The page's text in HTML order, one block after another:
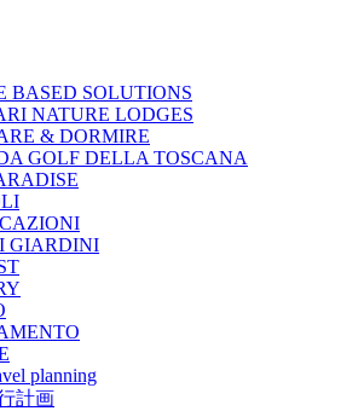
BASED SOLUTIONS
NATURE LODGES
& DORMIRE
GOLF DELLA TOSCANA
GIARDINI
planning
計画